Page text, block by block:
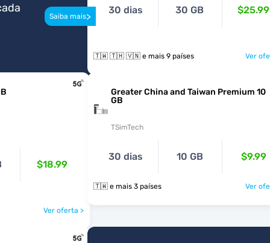
Saiba mais>
30 dias 30 GB $25.99
🇹🇼 🇹🇭 🇻🇳 e mais 9 países Ver
$18.99
Ver oferta >
Greater China and Taiwan Premium 10
GB
TSimTech
30 dias 10 GB $9.99
🇹🇼 e mais 3 países Ver